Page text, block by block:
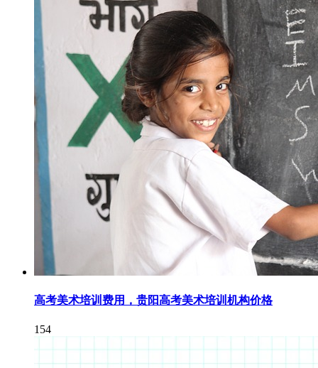
高考美术培训费用，贵阳高考美术培训机构价格
154